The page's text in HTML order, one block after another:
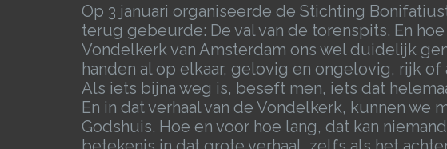
Op 3 januari organiseerde de Stichting
terug gebeurde: De val van de torenspits. En
Vondelkerk van Amsterdam ons wel duidelijk
handen al op elkaar, gelovig en ongelovig, rijk
Als iets bijna weg is, beseft men, iets dat
En in dat verhaal van de Vondelkerk, kunnen
Godshuis. Hoe en voor hoe lang, dat kan